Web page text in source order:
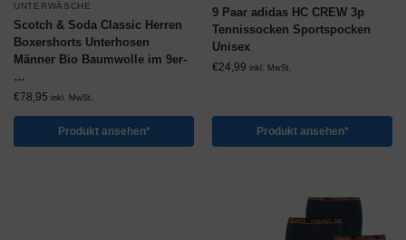
UNTERWÄSCHE
Scotch & Soda Classic Herren
Boxershorts Unterhosen
Männer Bio Baumwolle im 9er-
…
€78,95 inkl. MwSt.
Produkt ansehen*
9 Paar adidas HC CREW 3p
Tennissocken Sportspocken
Unisex
€24,99 inkl. MwSt.
Produkt ansehen*